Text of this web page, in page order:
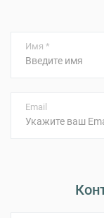
Имя *
Email